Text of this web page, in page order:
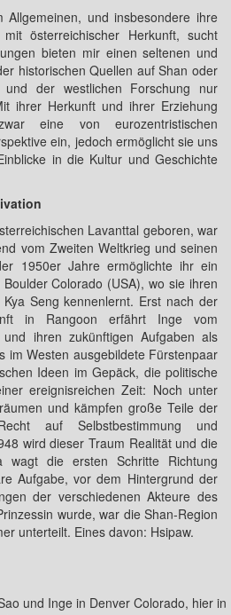
Allgemeinen, und insbesondere ihre
österreichischer Herkunft, sucht
bieten mir einen seltenen und
historischen Quellen auf Shan oder
und der westlichen Forschung nur
ihrer Herkunft und ihrer Erziehung
eine von eurozentristischen
ein, jedoch ermöglicht sie uns
in die Kultur und Geschichte
Lavanttal geboren, war
vom Zweiten Weltkrieg und seinen
1950er Jahre ermöglichte ihr ein
Colorado (USA), wo sie ihren
Seng kennenlernt. Erst nach der
in Rangoon erfährt Inge vom
ihren zukünftigen Aufgaben als
im Westen ausgebildete Fürstenpaar
Ideen im Gepäck, die politische
ereignisreichen Zeit: Noch unter
und kämpfen große Teile der
auf Selbstbestimmung und
wird dieser Traum Realität und die
wagt die ersten Schritte Richtung
Aufgabe, vor dem Hintergrund der
der verschiedenen Akteure des
wurde, war die Shan-Region
unterteilt. Eines davon: Hsipaw.
und Inge in Denver Colorado, hier in